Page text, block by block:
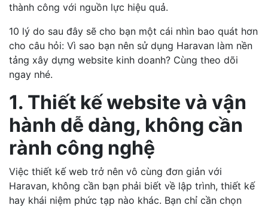
thành công với nguồn lực hiệu quả.
10 lý do sau đây sẽ cho bạn một cái nhìn bao quát hơn
cho câu hỏi: Vì sao bạn nên sử dụng Haravan làm nền
tảng xây dựng website kinh doanh? Cùng theo dõi
ngay nhé.
1. Thiết kế website và vận
hành dễ dàng, không cần
rành công nghệ
Việc thiết kế web trở nên vô cùng đơn giản với
Haravan, không cần bạn phải biết về lập trình, thiết kế
hay khái niệm phức tạp nào khác. Bạn chỉ cần chọn